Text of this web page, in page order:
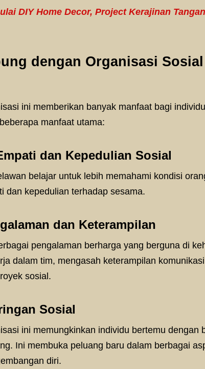
DIY Home Decor, Project Kerajinan
dengan Organisasi
ini memberikan banyak manfaat bagi
manfaat utama:
dan Kepedulian Sosial
belajar untuk lebih memahami kondisi
dan kepedulian terhadap sesama.
dan Keterampilan
pengalaman berharga yang berguna di
dalam tim, mengasah keterampilan
sosial.
Sosial
ini memungkinkan individu bertemu dengan
Ini membuka peluang baru dalam berbagai
diri.